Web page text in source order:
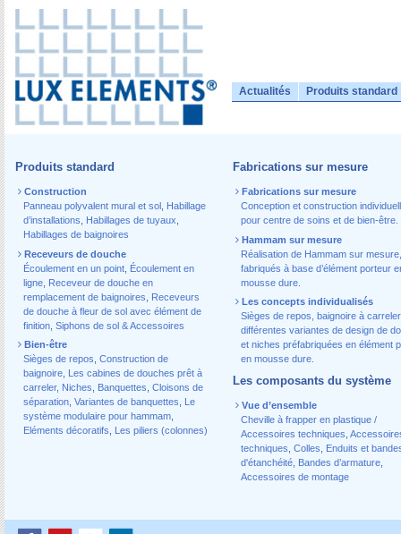
Actualités Produits standard
Produits standard
Construction
Panneau polyvalent mural et sol Habillage
d’installations
Habillages de tuyaux
Habillages de baignoires
Receveurs de douche
Écoulement en un point Écoulement en
ligne Receveur de douche en
remplacement de baignoires
Receveurs
de douche à fleur de sol avec élément de
finition Siphons de sol & Accessoires
Bien-être
Sièges de repos Construction de
baignoire
Les cabines de douches prêt à
carreler, Niches Banquettes Cloisons de
séparation Variantes de banquettes
Le
système modulaire pour hammam
Eléments décoratifs
Les piliers (colonnes)
Fabrications sur mesure
Fabrications sur mesure
Conception et construction
pour centre de soins et de bien-être.
Hammam sur mesure
Réalisation de Hammam sur mesure,
fabriqués à base d’élément porteur
mousse dure.
Les concepts individualisés
Sièges de repos, baignoire à
différentes variantes de design de
et niches préfabriquées en élément
en mousse dure.
Les composants du système
Vue d’ensemble
Cheville à frapper en plastique /
Accessoires techniques
techniques Colles
Enduits et
d'étanchéité, Bandes d’armature,
Accessoires de montage